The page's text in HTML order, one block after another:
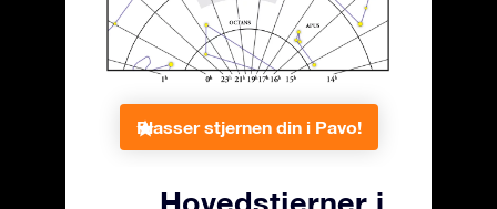
Plasser stjernen din i Pavo!